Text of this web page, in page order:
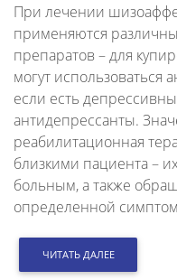
При лечении
применяются
препаратов – для
могут использоваться
если есть
антидепрессанты.
реабилитационная
близкими пациента –
больным, а также
определенной
ЧИТАТЬ ДАЛЕЕ